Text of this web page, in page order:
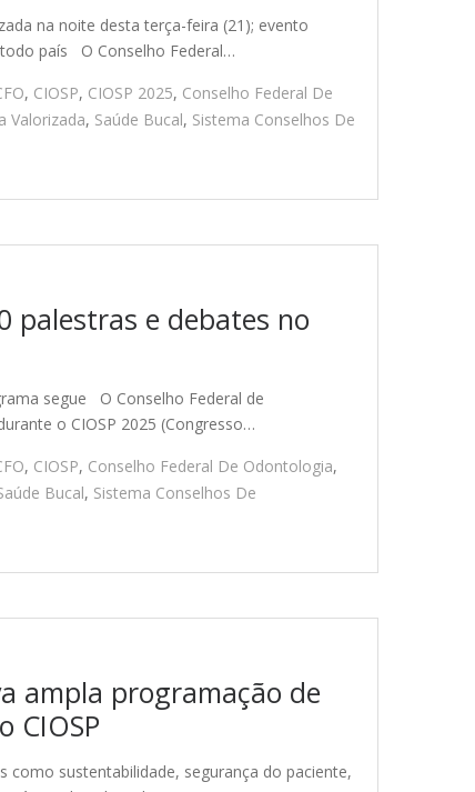
na noite desta terça-feira (21); evento
país O Conselho Federal…
, CIOSP, CIOSP 2025, Conselho Federal De
Valorizada, Saúde Bucal, Sistema Conselhos De
palestras e debates no
segue O Conselho Federal de
o CIOSP 2025 (Congresso…
, CIOSP, Conselho Federal De Odontologia,
Bucal, Sistema Conselhos De
ampla programação de
CIOSP
como sustentabilidade, segurança do paciente,